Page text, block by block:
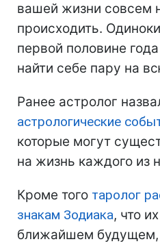
вашей жизни совсем
происходить.
первой половине
найти себе пару на
Ранее астролог
астрологические
которые могут
на жизнь каждого из
Кроме того таролог
знакам Зодиака, что
ближайшем будущем,